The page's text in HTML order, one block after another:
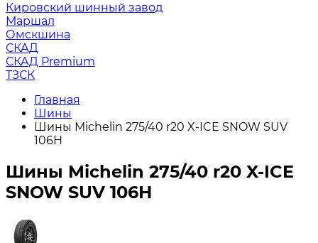
Кировский шинный завод
Маршал
Омскшина
СКАД
СКАД Premium
ТЗСК
Главная
Шины
Шины Michelin 275/40 r20 X-ICE SNOW SUV
106H
Шины Michelin 275/40 r20 X-ICE
SNOW SUV 106H